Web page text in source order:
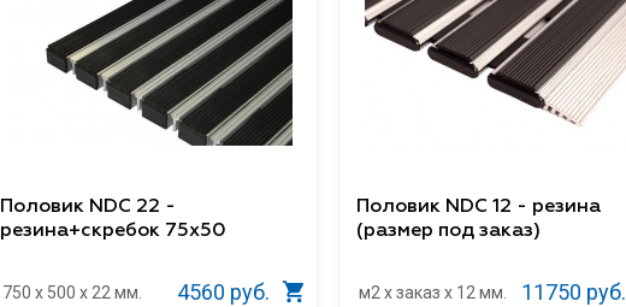
Половик NDC 22 -
резина+скребок 75х50
750 x 500 x 22 мм. 4560 руб.
Половик NDC 12 - резина
(размер под заказ)
м2 x заказ x 12 мм. 11750 руб.